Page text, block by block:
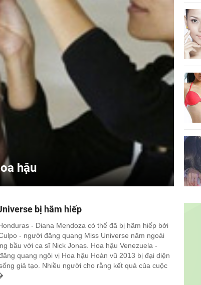
hậu
bị hãm hiếp
- Diana Mendoza có thể đã bị hãm hiếp bởi
- người đăng quang Miss Universe năm ngoái
bầu với ca sĩ Nick Jonas. Hoa hậu Venezuela -
quang ngôi vị Hoa hậu Hoàn vũ 2013 bị đại diện
giả tạo. Nhiều người cho rằng kết quả của cuộc